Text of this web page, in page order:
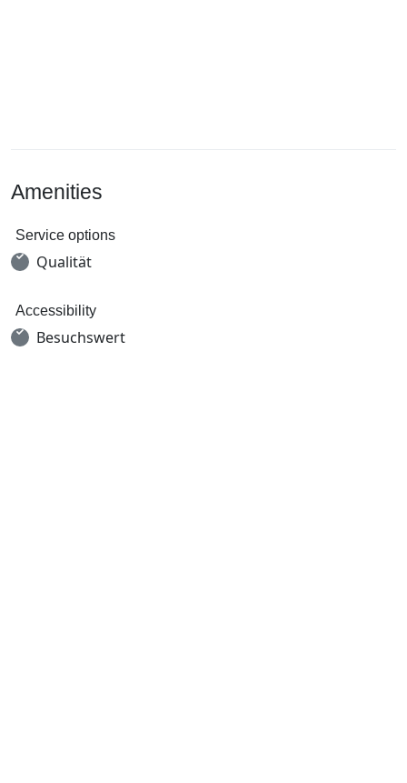
Amenities
Service options
Qualität
Accessibility
Besuchswert